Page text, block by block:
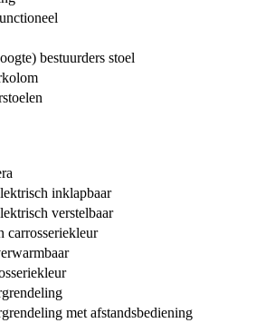
bestuurders stoel
inklapbaar
verstelbaar
carrosseriekleur
met afstandsbediening